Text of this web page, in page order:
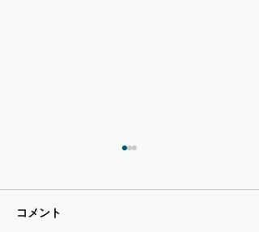
コメント